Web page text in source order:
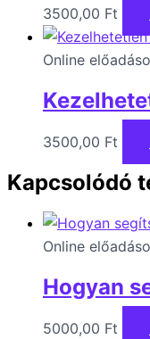
3500,00 Ft
Online
3500,00 Ft
Kapcsolódó
Online
Hogyan
5000,00 Ft